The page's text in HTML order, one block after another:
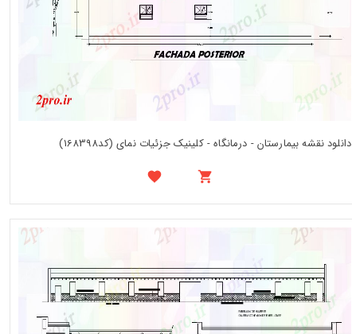
دانلود نقشه بیمارستان - درمانگاه - کلینیک جزئیات نمای (کد168398)